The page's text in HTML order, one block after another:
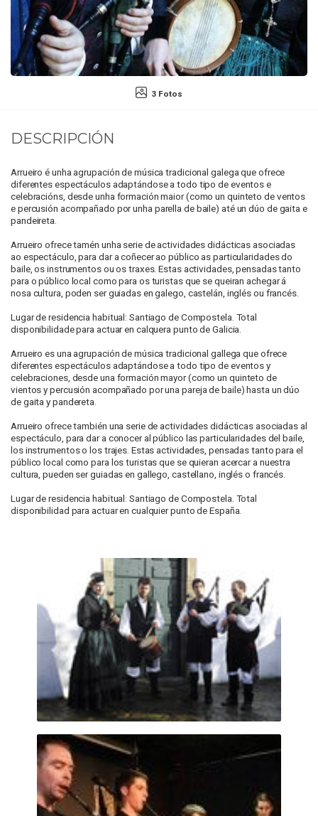
3 Fotos
DESCRIPCIÓN
Arrueiro é unha agrupación de música tradicional galega que ofrece
diferentes espectáculos adaptándose a todo tipo de eventos e
celebracións, desde unha formación maior (como un quinteto de ventos
e percusión acompañado por unha parella de baile) até un dúo de gaita e
pandeireta.
Arrueiro ofrece tamén unha serie de actividades didácticas asociadas
ao espectáculo, para dar a coñecer ao público as particularidades do
baile, os instrumentos ou os traxes. Estas actividades, pensadas tanto
para o público local como para os turistas que se queiran achegar á
nosa cultura, poden ser guiadas en galego, castelán, inglés ou francés.
Lugar de residencia habitual: Santiago de Compostela. Total
disponibilidade para actuar en calquera punto de Galicia.
Arrueiro es una agrupación de música tradicional gallega que ofrece
diferentes espectáculos adaptándose a todo tipo de eventos y
celebraciones, desde una formación mayor (como un quinteto de
vientos y percusión acompañado por una pareja de baile) hasta un dúo
de gaita y pandereta.
Arrueiro ofrece también una serie de actividades didácticas asociadas al
espectáculo, para dar a conocer al público las particularidades del baile,
los instrumentos o los trajes. Estas actividades, pensadas tanto para el
público local como para los turistas que se quieran acercar a nuestra
cultura, pueden ser guiadas en gallego, castellano, inglés o francés.
Lugar de residencia habitual: Santiago de Compostela. Total
disponibilidad para actuar en cualquier punto de España.